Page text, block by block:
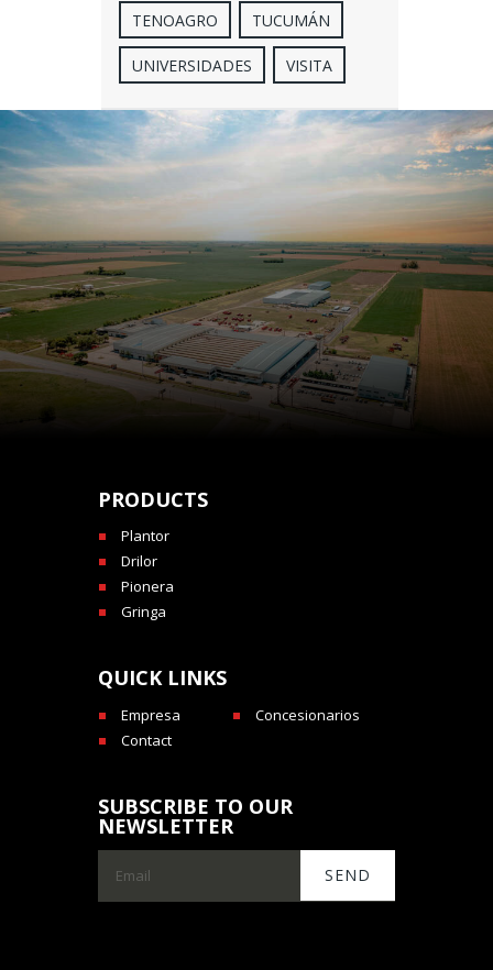
TENOAGRO TUCUMÁN
UNIVERSIDADES VISITA
PRODUCTS
Plantor
Drilor
Pionera
Gringa
QUICK LINKS
Empresa
Concesionarios
Contact
SUBSCRIBE TO OUR
NEWSLETTER